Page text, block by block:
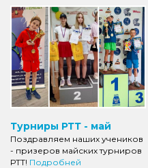
Турниры РТТ - май
Поздравляем наших учеников
- призеров майских турниров
РТТ! Подробней